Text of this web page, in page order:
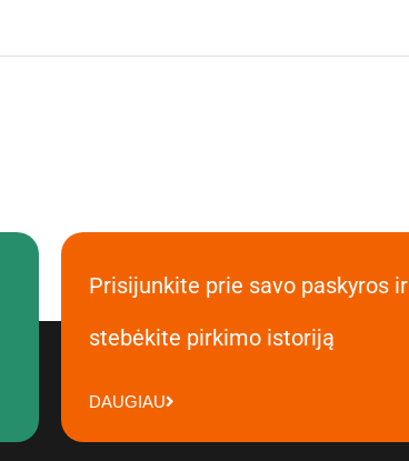
Prisijunkite prie savo paskyros ir
stebėkite pirkimo istoriją
DAUGIAU